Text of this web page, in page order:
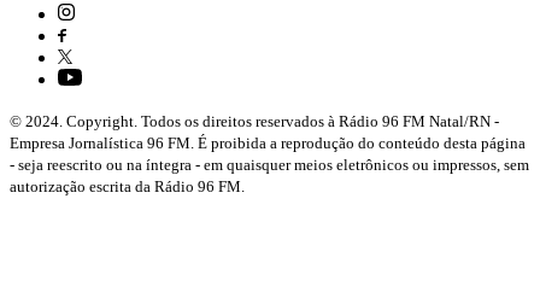
© 2024. Copyright. Todos os direitos reservados à Rádio 96 FM Natal/RN -
Empresa Jornalística 96 FM. É proibida a reprodução do conteúdo desta página
- seja reescrito ou na íntegra - em quaisquer meios eletrônicos ou impressos, sem
autorização escrita da Rádio 96 FM.